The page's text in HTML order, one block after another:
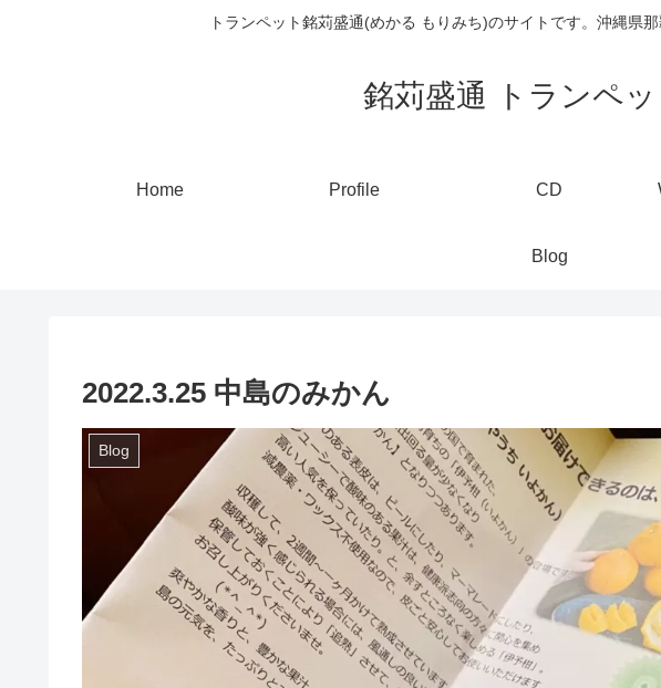
トランペット銘苅盛通(めかる もりみち)のサイトです。沖縄県
銘苅盛通 トランペ
Home Profile CD
Blog
2022.3.25 中島のみかん
Blog